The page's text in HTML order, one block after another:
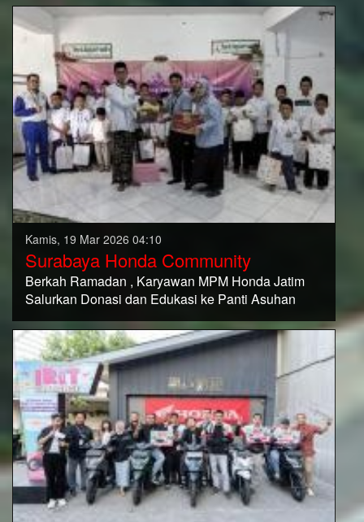
Kamis, 19 Mar 2026 04:10
Surabaya Honda Community
Berkah Ramadan , Karyawan MPM Honda Jatim
Salurkan Donasi dan Edukasi ke Panti Asuhan